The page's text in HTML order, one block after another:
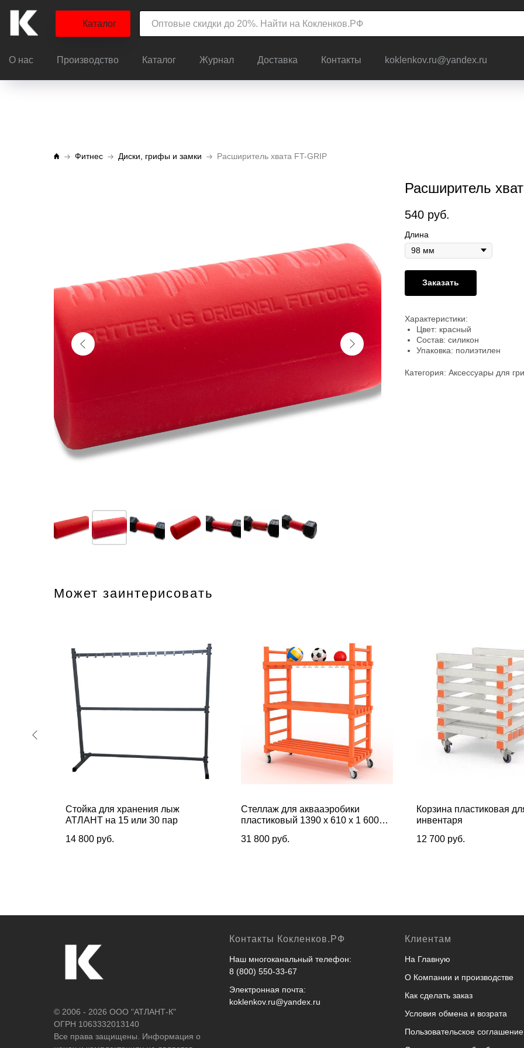
Каталог
О нас Производство Каталог Журнал Доставка Контакты koklenkov.ru@yandex.ru
Фитнес Диски, грифы и замки Расширитель хвата FT-GRIP
Расширитель
540 руб.
Длина
Заказать
Характеристики:
Цвет: красный
Состав: силикон
Упаковка: полиэтилен
Категория: Аксессуары для
Может заинтерисовать
Стойка для хранения лыж
АТЛАНТ на 15 или 30 пар
14 800 руб.
Стеллаж для аквааэробики
пластиковый 1390 х 610 х 1 600
31 800 руб.
Корзина пластиковая
инвентаря
12 700 руб.
© 2006 - 2026 ООО "АТЛАНТ-К"
ОГРН 1063332013140
Все права защищены. Информация о
Контакты Кокленков.РФ
Наш многоканальный телефон:
8 (800) 550-33-67
Электронная почта:
koklenkov.ru@yandex.ru
Клиентам
На Главную
О Компании и производстве
Как сделать заказ
Условия обмена и возрата
Пользовательское соглашение